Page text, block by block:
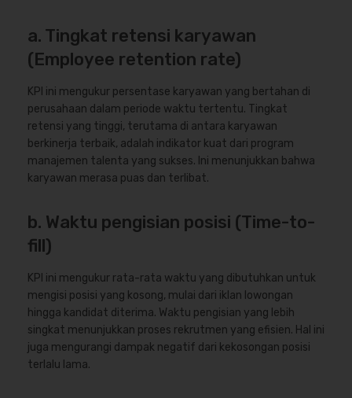
a. Tingkat retensi karyawan
(Employee retention rate)
KPI ini mengukur persentase karyawan yang bertahan di
perusahaan dalam periode waktu tertentu. Tingkat
retensi yang tinggi, terutama di antara karyawan
berkinerja terbaik, adalah indikator kuat dari program
manajemen talenta yang sukses. Ini menunjukkan bahwa
karyawan merasa puas dan terlibat.
b. Waktu pengisian posisi (Time-to-
fill)
KPI ini mengukur rata-rata waktu yang dibutuhkan untuk
mengisi posisi yang kosong, mulai dari iklan lowongan
hingga kandidat diterima. Waktu pengisian yang lebih
singkat menunjukkan proses rekrutmen yang efisien. Hal ini
juga mengurangi dampak negatif dari kekosongan posisi
terlalu lama.